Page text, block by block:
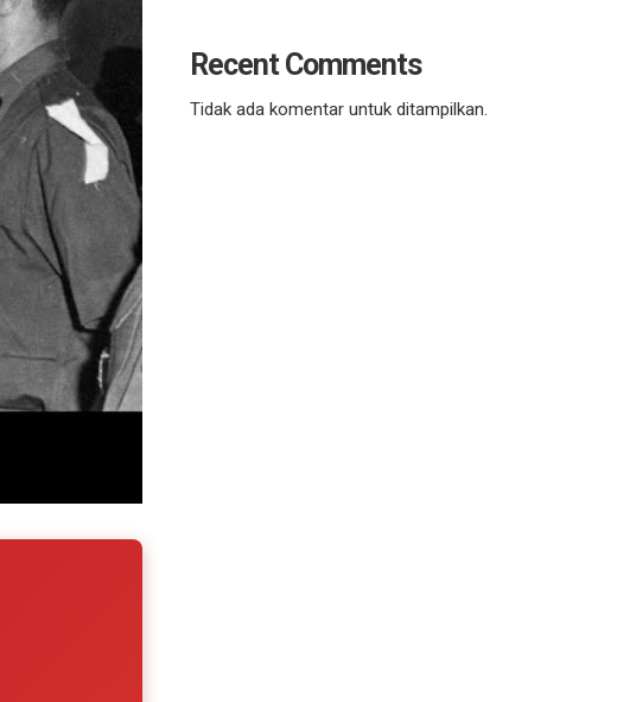
Recent Comments
Tidak ada komentar untuk ditampilkan.